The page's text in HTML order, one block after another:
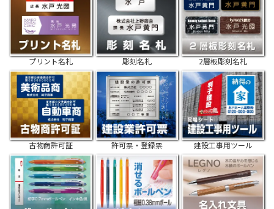
プリント名札 彫刻名札 2層板彫刻名札
古物商許可証 許可票・登録票 建設工事用ツール